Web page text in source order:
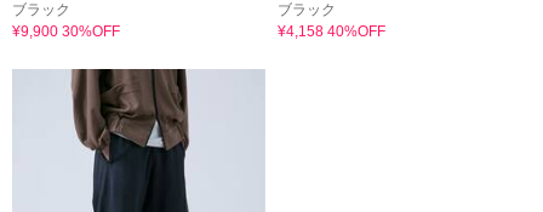
ブラック
¥9,900 30%OFF
ブラック
¥4,158 40%OFF